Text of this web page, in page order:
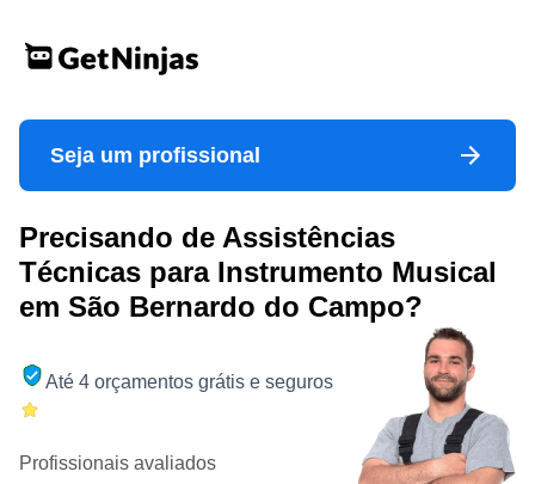
Seja um profissional
Precisando de Assistências
Técnicas para Instrumento Musical
em São Bernardo do Campo?
Até 4 orçamentos grátis e seguros
Profissionais avaliados